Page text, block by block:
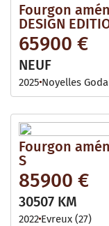
Fourgon
DESIGN
65900 €
NEUF
2025 Noyelles
Fourgon
S
85900 €
30507 KM
2022 Evreux (27)